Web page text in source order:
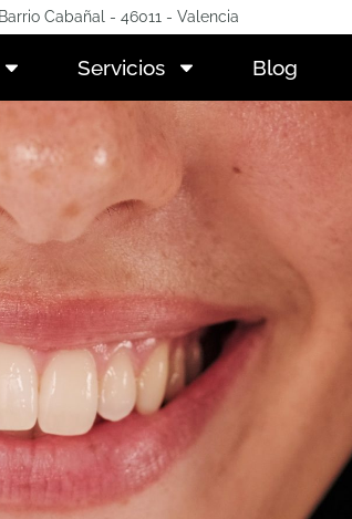
Cabañal - 46011 - Valencia
Servicios Blog